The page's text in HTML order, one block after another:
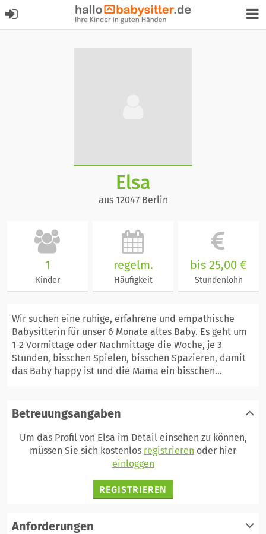
Elsa
aus 12047 Berlin
1
Kinder
regelm.
Häufigkeit
bis 25,00 €
Stundenlohn
Wir suchen eine ruhige, erfahrene und empathische
Babysitterin für unser 6 Monate altes Baby. Es geht um
1-2 Vormittage oder Nachmittage die Woche, je 3
Stunden, bisschen Spielen, bisschen Spazieren, damit
das Baby happy ist und die Mama ein bisschen...
Betreuungsangaben
Um das Profil von Elsa im Detail einsehen zu können,
müssen Sie sich kostenlos registrieren oder hier
einloggen
REGISTRIEREN
Anforderungen